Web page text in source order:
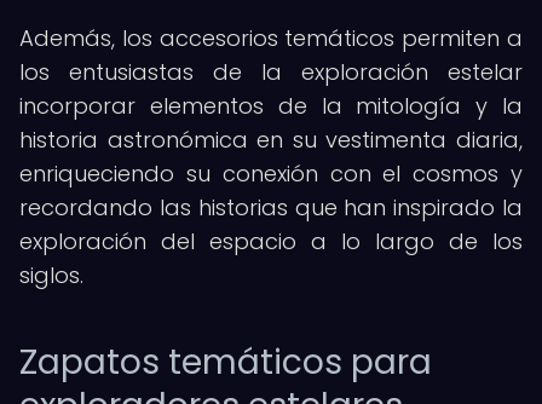
Además, los accesorios temáticos permiten a
los entusiastas de la exploración estelar
incorporar elementos de la mitología y la
historia astronómica en su vestimenta diaria,
enriqueciendo su conexión con el cosmos y
recordando las historias que han inspirado la
exploración del espacio a lo largo de los
siglos.
Zapatos temáticos para